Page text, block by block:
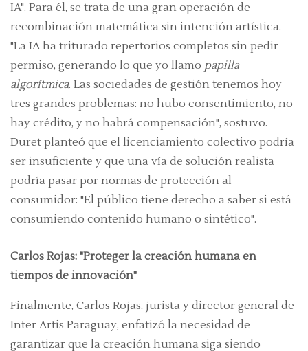
IA". Para él, se trata de una gran operación de
recombinación matemática sin intención artística.
"La IA ha triturado repertorios completos sin pedir
permiso, generando lo que yo llamo papilla
algorítmica. Las sociedades de gestión tenemos hoy
tres grandes problemas: no hubo consentimiento, no
hay crédito, y no habrá compensación", sostuvo.
Duret planteó que el licenciamiento colectivo podría
ser insuficiente y que una vía de solución realista
podría pasar por normas de protección al
consumidor: "El público tiene derecho a saber si está
consumiendo contenido humano o sintético".
Carlos Rojas: "Proteger la creación humana en
tiempos de innovación"
Finalmente, Carlos Rojas, jurista y director general de
Inter Artis Paraguay, enfatizó la necesidad de
garantizar que la creación humana siga siendo